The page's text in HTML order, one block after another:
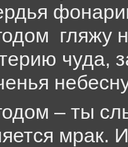
гляжу
чуда,
– ты
мрак.